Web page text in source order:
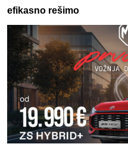
efikasno rešimo